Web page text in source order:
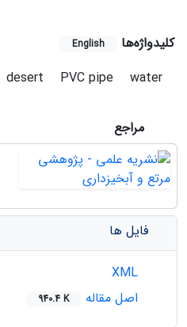
کلیدواژه‌ها English
desert PVC pipe
water
مراجع
فایل ها
اصل مقاله
940.4 K